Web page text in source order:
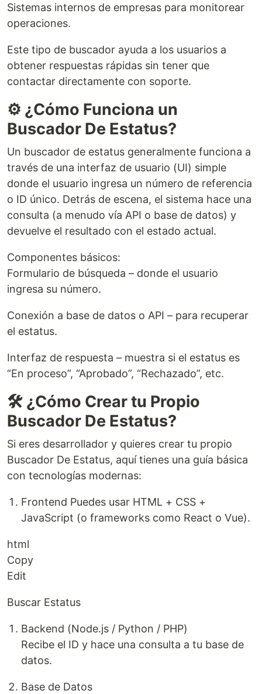
Sistemas internos de empresas para monitorear
operaciones.
Este tipo de buscador ayuda a los usuarios a
obtener respuestas rápidas sin tener que
contactar directamente con soporte.
⚙️ ¿Cómo Funciona un
Buscador De Estatus?
Un buscador de estatus generalmente funciona a
través de una interfaz de usuario (UI) simple
donde el usuario ingresa un número de referencia
o ID único. Detrás de escena, el sistema hace una
consulta (a menudo vía API o base de datos) y
devuelve el resultado con el estado actual.
Componentes básicos:
Formulario de búsqueda – donde el usuario
ingresa su número.
Conexión a base de datos o API – para recuperar
el estatus.
Interfaz de respuesta – muestra si el estatus es
“En proceso”, “Aprobado”, “Rechazado”, etc.
🛠️ ¿Cómo Crear tu Propio
Buscador De Estatus?
Si eres desarrollador y quieres crear tu propio
Buscador De Estatus, aquí tienes una guía básica
con tecnologías modernas:
Frontend Puedes usar HTML + CSS +
JavaScript (o frameworks como React o Vue).
html
Copy
Edit
Buscar Estatus
Backend (Node.js / Python / PHP)
Recibe el ID y hace una consulta a tu base de
datos.
Base de Datos